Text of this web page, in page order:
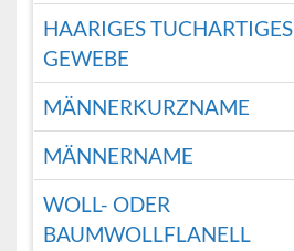
HAARIGES TUCHARTIGES
GEWEBE
MÄNNERKURZNAME
MÄNNERNAME
WOLL- ODER
BAUMWOLLFLANELL